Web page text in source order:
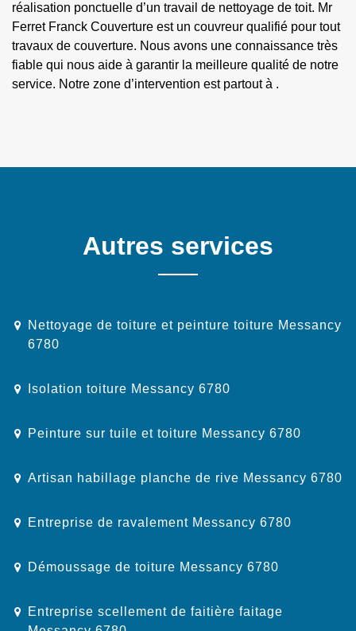
réalisation ponctuelle d’un travail de nettoyage de toit. Mr
Ferret Franck Couverture est un couvreur qualifié pour tout
travaux de couverture. Nous avons une connaissance très
fiable qui nous aide à garantir la meilleure qualité de notre
service. Notre zone d’intervention est partout à .
Autres services
Nettoyage de toiture et peinture toiture Messancy
6780
Isolation toiture Messancy 6780
Peinture sur tuile et toiture Messancy 6780
Artisan habillage planche de rive Messancy 6780
Entreprise de ravalement Messancy 6780
Démoussage de toiture Messancy 6780
Entreprise scellement de faitière faitage